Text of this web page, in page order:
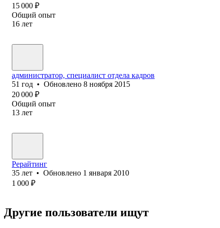
15 000 ₽
Общий опыт
16 лет
администратор, специалист отдела кадров
51 год • Обновлено 8 ноября 2015
20 000 ₽
Общий опыт
13 лет
Рерайтинг
35 лет • Обновлено 1 января 2010
1 000 ₽
Другие пользователи ищут